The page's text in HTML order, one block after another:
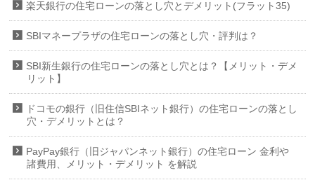
楽天銀行の住宅ローンの落とし穴とデメリット(フラット35)
SBIマネープラザの住宅ローンの落とし穴・評判は？
SBI新生銀行の住宅ローンの落とし穴とは？【メリット・デメ
リット】
ドコモの銀行（旧住信SBIネット銀行）の住宅ローンの落とし
穴・デメリットとは？
PayPay銀行（旧ジャパンネット銀行）の住宅ローン 金利や
諸費用、メリット・デメリット を解説